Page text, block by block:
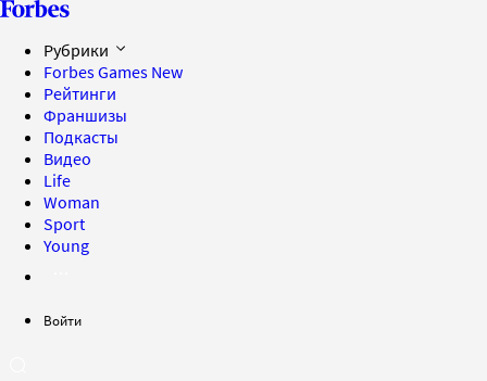
Рубрики
Forbes Games New
Рейтинги
Франшизы
Подкасты
Видео
Life
Woman
Sport
Young
Войти